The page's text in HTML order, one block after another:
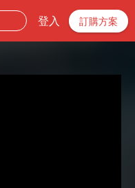
登入 訂購方案